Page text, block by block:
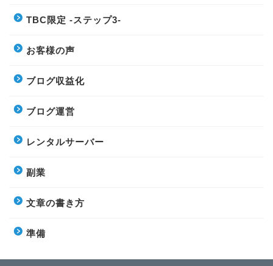
TBC限定 -ステップ3-
お客様の声
ブログ収益化
ブログ運営
レンタルサーバー
副業
文章の書き方
準備